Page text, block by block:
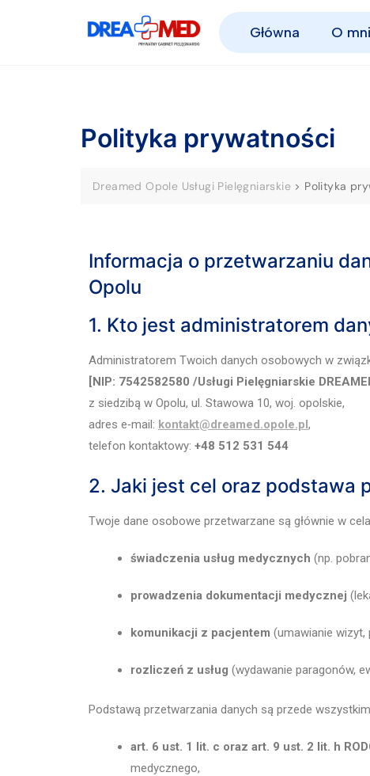
Główna O
Polityka prywatności
Dreamed Opole Usługi Pielęgniarskie > Polityka
Informacja o przetwarzaniu
Opolu
1. Kto jest administratorem
Administratorem Twoich danych osobowych w
[NIP: 7542582580 /Usługi Pielęgniarskie
z siedzibą w Opolu, ul. Stawowa 10, woj. opolskie,
adres e‑mail: kontakt@dreamed.opole.pl,
telefon kontaktowy: +48 512 531 544
2. Jaki jest cel oraz podstawa
Twoje dane osobowe przetwarzane są głównie w
świadczenia usług medycznych (np.
prowadzenia dokumentacji medycznej
komunikacji z pacjentem (umawianie wizyt,
rozliczeń z usług (wydawanie paragonów,
Podstawą przetwarzania danych są przede
art. 6 ust. 1 lit. c oraz art. 9 ust. 2 lit. h
medycznego,